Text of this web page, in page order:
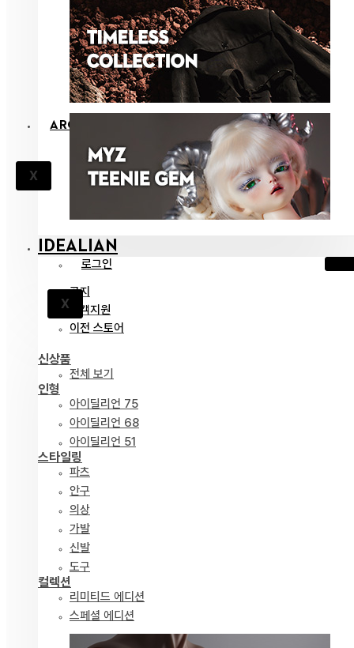
ARCHIVES
X
IDEALIAN
로그인
X
공지
고객지원
이전 스토어
신상품
전체 보기
인형
아이딜리언 75
아이딜리언 68
아이딜리언 51
스타일링
파츠
안구
의상
가발
신발
도구
컬렉션
리미티드 에디션
스페셜 에디션